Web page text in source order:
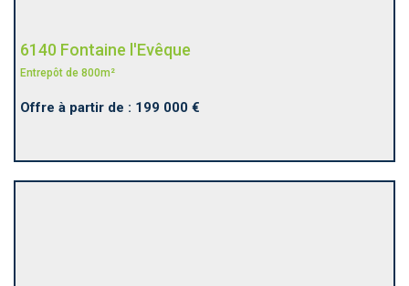
6140 Fontaine l'Evêque
Entrepôt de 800m²
Offre à partir de : 199 000 €